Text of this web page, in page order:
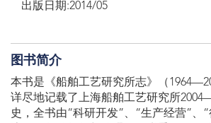
出版日期:2014/05
图书简介
本书是《船舶工艺研究所志》（
详尽地记载了上海船舶工艺研究所
史，全书由“科研开发”、“生产经营”、